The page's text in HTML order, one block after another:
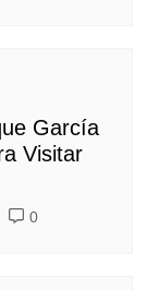
García
Visitar
0